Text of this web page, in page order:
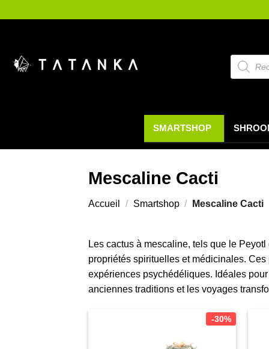
au
Recherche
de
produits
SMARTSHOP
Mescaline Cacti
Accueil / Smartshop / Mescaline Cacti
Les cactus à mescaline, tels que le
propriétés spirituelles et médicinales.
expériences psychédéliques. Idéales
anciennes traditions et les voyages
-30%